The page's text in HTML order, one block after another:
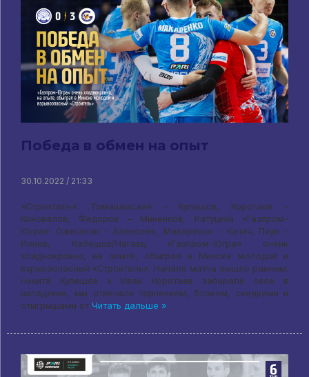
Победа в обмен на опыт
30.10.2022 / 21:33
«Строитель»: Томашевский – Кулешов, Коротаев –
Коновалов, Федоров – Миненков, Ратуцкий «Газпром-
Югра»: Ожиганов – Алексеев, Макаренко – Катич, Пиун –
Ионов, Кабешов/Нагаец «Газпром-Югра» очень
хладнокровно, на опыте, обыграл в Минске молодой и
взрывоопасный «Строитель». Начало матча вышло равным:
Никита Кулешов и Иван Коротаев забирали свое в
нападении, мы отвечали терпением, блоком, скидками и
отыгрышами от Читать дальше »